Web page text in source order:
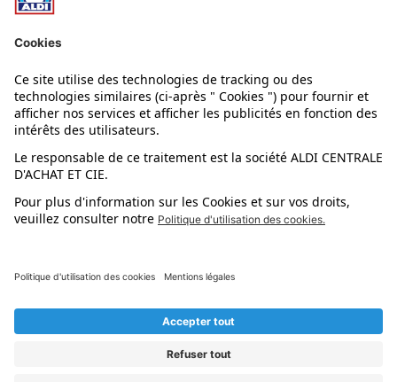
Nos rayons
Nos marques
Nos astuces
Évènements
L'application mobile